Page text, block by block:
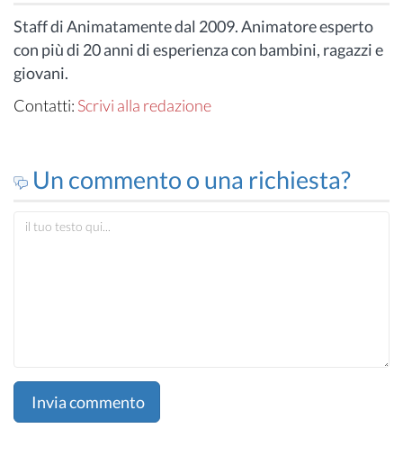
Staff di Animatamente dal 2009. Animatore esperto
con più di 20 anni di esperienza con bambini, ragazzi e
giovani.
Contatti: Scrivi alla redazione
Un commento o una richiesta?
Invia commento